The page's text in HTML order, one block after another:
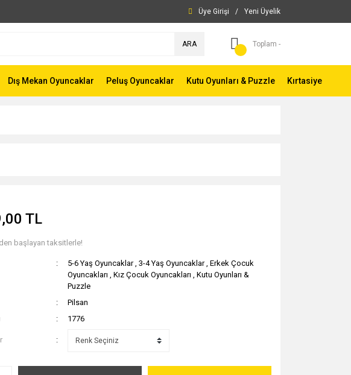
Üye Girişi / Yeni Üyelik
ARA Toplam -
Dış Mekan Oyuncaklar Peluş Oyuncaklar Kutu Oyunları & Puzzle Kırtasiye
TL
den başlayan taksitlerle!
5-6 Yaş Oyuncaklar , 3-4 Yaş Oyuncaklar , Erkek Çocuk
Oyuncakları , Kız Çocuk Oyuncakları , Kutu Oyunları &
Puzzle
Pilsan
1776